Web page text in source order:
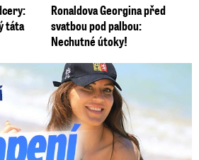
táta
Ronaldova Georgina před
svatbou pod palbou:
Nechutné útoky!
Primu. Překvapení pro sporťáky!